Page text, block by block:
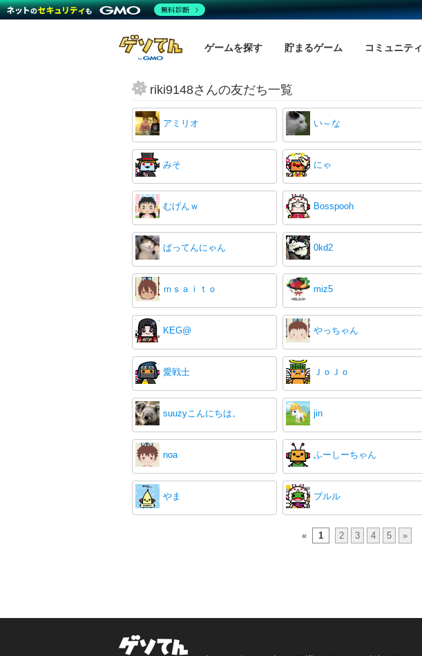
ゲームを探す 貯まるゲーム コミュニティ
riki9148さんの友だち一覧
アミリオ い～な
みそ にゃ
むげんｗ Bosspooh
ばってんにゃん 0kd2
ｍｓａｉｔｏ miz5
KEG@ やっちゃん
愛戦士 ＪｏＪｏ
suuzyこんにちは。 jin
noa ふーしーちゃん
やま プルル
« 1 2 3 4 5 »
無料診断